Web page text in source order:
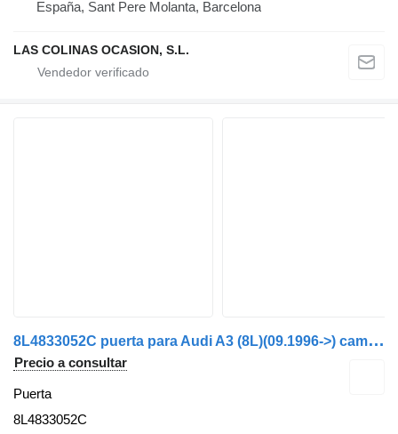
España, Sant Pere Molanta, Barcelona
LAS COLINAS OCASION, S.L.
8
L4833052C puerta para Audi A3 (8L)(09.1996->) camión
Precio a consultar
Puerta
8L4833052C